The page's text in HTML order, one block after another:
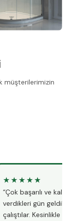
müşterilerimizin
★★★★★
“Çok başarılı ve
verdikleri gün
çalıştılar. Kesinlikle